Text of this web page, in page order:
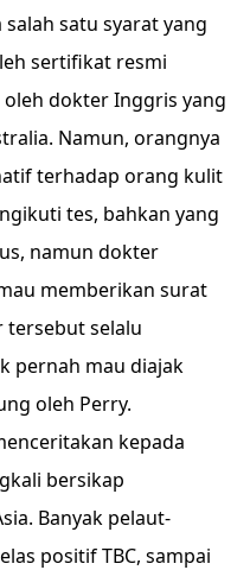
satu syarat yang
sertifikat resmi
oleh dokter Inggris yang
Namun, orangnya
terhadap orang kulit
tes, bahkan yang
namun dokter
memberikan surat
tersebut selalu
pernah mau diajak
oleh Perry.
kepada
bersikap
Banyak pelaut-
positif TBC, sampai